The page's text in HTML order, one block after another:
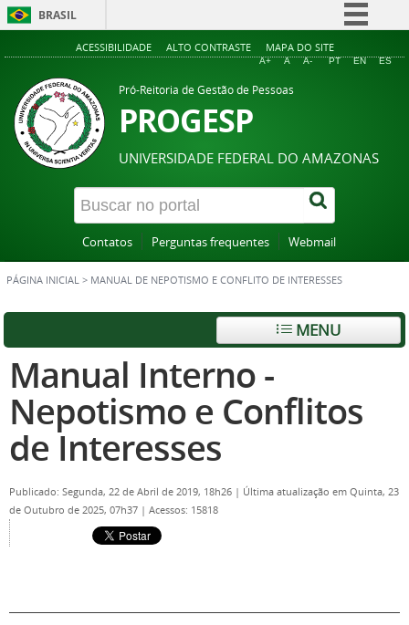
BRASIL
Simplifique!
Acesso à informação
Legislação
Canais
ACESSIBILIDADE ALTO CONTRASTE MAPA DO SITE
A+ A A- PT EN ES
Pró-Reitoria de Gestão de Pessoas
PROGESP
UNIVERSIDADE FEDERAL DO AMAZONAS
Contatos Perguntas frequentes Webmail
PÁGINA INICIAL > MANUAL DE NEPOTISMO E CONFLITO DE INTERESSES
MENU
Manual Interno -
Nepotismo e Conflitos
de Interesses
Publicado: Segunda, 22 de Abril de 2019, 18h26 | Última atualização em Quinta, 23
de Outubro de 2025, 07h37 | Acessos: 15818